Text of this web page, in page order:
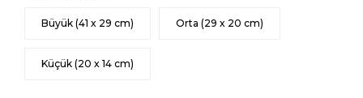
Büyük (41 x 29 cm) Orta (29 x 20 cm)
Küçük (20 x 14 cm)